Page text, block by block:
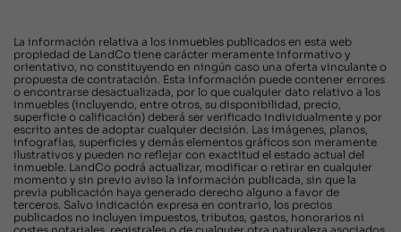
La información relativa a los inmuebles publicados en esta web
propiedad de LandCo tiene carácter meramente informativo y
orientativo, no constituyendo en ningún caso una oferta vinculante o
propuesta de contratación. Esta información puede contener errores
o encontrarse desactualizada, por lo que cualquier dato relativo a los
inmuebles (incluyendo, entre otros, su disponibilidad, precio,
superficie o calificación) deberá ser verificado individualmente y por
escrito antes de adoptar cualquier decisión. Las imágenes, planos,
infografías, superficies y demás elementos gráficos son meramente
ilustrativos y pueden no reflejar con exactitud el estado actual del
inmueble. LandCo podrá actualizar, modificar o retirar en cualquier
momento y sin previo aviso la información publicada, sin que la
previa publicación haya generado derecho alguno a favor de
terceros. Salvo indicación expresa en contrario, los precios
publicados no incluyen impuestos, tributos, gastos, honorarios ni